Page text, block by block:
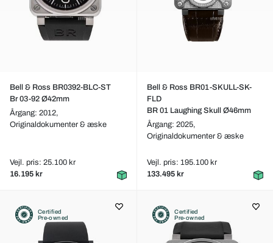
Bell & Ross BR0392-BLC-ST
Br 03-92 Ø42mm
Årgang: 2012,
Originaldokumenter & æske
Vejl. pris: 25.100 kr
16.195 kr
Bell & Ross BR01-SKULL-SK-
FLD
BR 01 Laughing Skull Ø46mm
Årgang: 2025,
Originaldokumenter & æske
Vejl. pris: 195.100 kr
133.495 kr
Certified
Pre-owned
Certified
Pre-owned